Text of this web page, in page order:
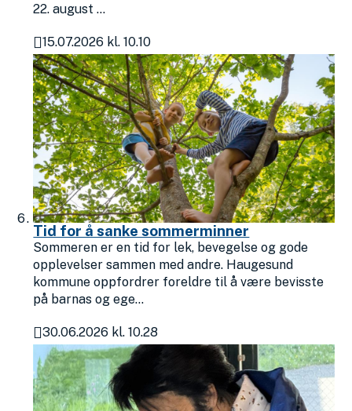
22. august ...
Publisert
15.07.2026 kl. 10.10
Tid for å sanke sommerminner
Sommeren er en tid for lek, bevegelse og gode
opplevelser sammen med andre. Haugesund
kommune oppfordrer foreldre til å være bevisste
på barnas og ege...
Publisert
30.06.2026 kl. 10.28